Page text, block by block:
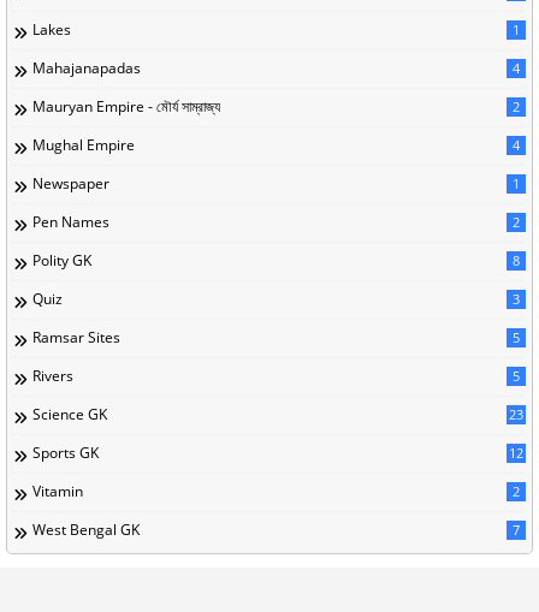
Lakes 1
Mahajanapadas 4
Mauryan Empire - মৌর্য সাম্রাজ্য 2
Mughal Empire 4
Newspaper 1
Pen Names 2
Polity GK 8
Quiz 3
Ramsar Sites 5
Rivers 5
Science GK 23
Sports GK 12
Vitamin 2
West Bengal GK 7